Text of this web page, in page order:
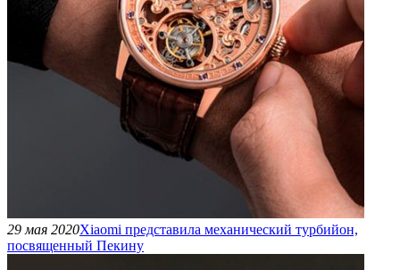
29 мая 2020Xiaomi представила механический турбийон,
посвященный Пекину